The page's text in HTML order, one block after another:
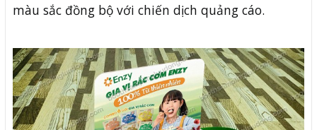
màu sắc đồng bộ với chiến dịch quảng cáo.